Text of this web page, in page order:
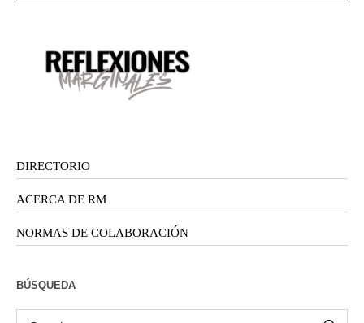
DIRECTORIO
ACERCA DE RM
NORMAS DE COLABORACIÓN
BÚSQUEDA